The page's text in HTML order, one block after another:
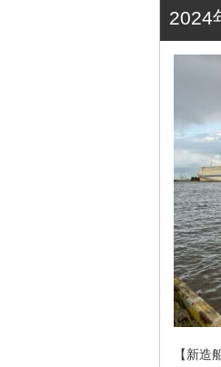
2024
【新造